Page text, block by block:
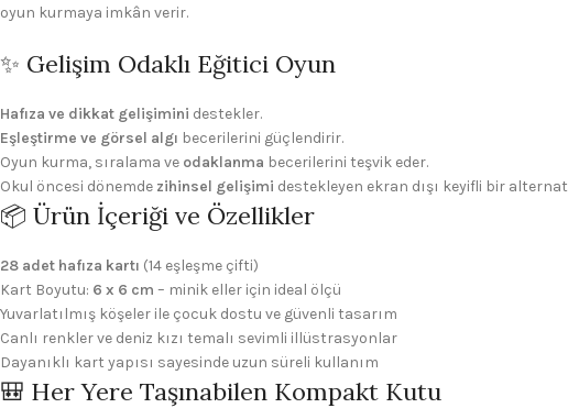
oyun kurmaya imkân verir.
✨ Gelişim Odaklı Eğitici Oyun
Hafıza ve dikkat gelişimini destekler.
Eşleştirme ve görsel algı becerilerini güçlendirir.
Oyun kurma, sıralama ve odaklanma becerilerini teşvik eder.
Okul öncesi dönemde zihinsel gelişimi destekleyen ekran dışı keyifli bir
📦 Ürün İçeriği ve Özellikler
28 adet hafıza kartı (14 eşleşme çifti)
Kart Boyutu: 6 x 6 cm – minik eller için ideal ölçü
Yuvarlatılmış köşeler ile çocuk dostu ve güvenli tasarım
Canlı renkler ve deniz kızı temalı sevimli illüstrasyonlar
Dayanıklı kart yapısı sayesinde uzun süreli kullanım
🎒 Her Yere Taşınabilen Kompakt Kutu